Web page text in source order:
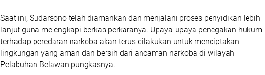
Saat ini, Sudarsono telah diamankan dan menjalani proses penyidikan lebih
lanjut guna melengkapi berkas perkaranya. Upaya-upaya penegakan hukum
terhadap peredaran narkoba akan terus dilakukan untuk menciptakan
lingkungan yang aman dan bersih dari ancaman narkoba di wilayah
Pelabuhan Belawan pungkasnya.